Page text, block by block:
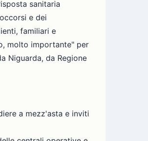
sanitaria
e dei
familiari e
molto importante" per
Niguarda, da Regione
a mezz'asta e inviti